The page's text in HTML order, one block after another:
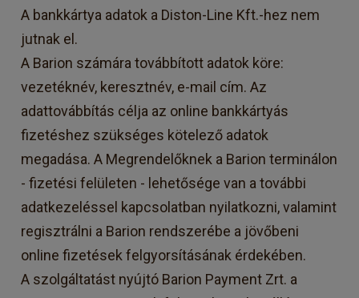
A bankkártya adatok a Diston-Line Kft.-hez nem
jutnak el.
A Barion számára továbbított adatok köre:
vezetéknév, keresztnév, e-mail cím. Az
adattovábbítás célja az online bankkártyás
fizetéshez szükséges kötelező adatok
megadása. A Megrendelőknek a Barion terminálon
- fizetési felületen - lehetősége van a további
adatkezeléssel kapcsolatban nyilatkozni, valamint
regisztrálni a Barion rendszerébe a jövőbeni
online fizetések felgyorsításának érdekében.
A szolgáltatást nyújtó Barion Payment Zrt. a